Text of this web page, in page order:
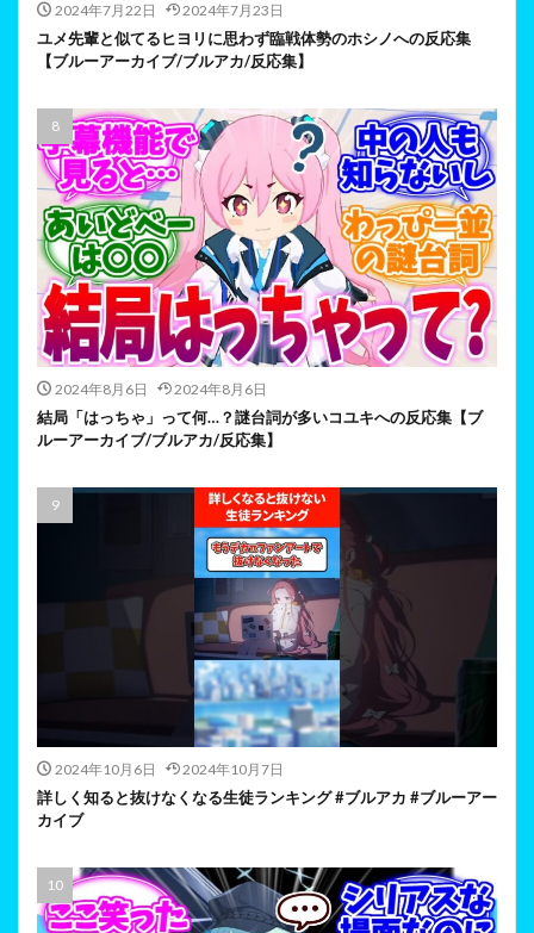
2024年7月22日 2024年7月23日
ユメ先輩と似てるヒヨリに思わず臨戦体勢のホシノへの反応集
【ブルーアーカイブ/ブルアカ/反応集】
2024年8月6日 2024年8月6日
結局「はっちゃ」って何…？謎台詞が多いコユキへの反応集【ブ
ルーアーカイブ/ブルアカ/反応集】
2024年10月6日 2024年10月7日
詳しく知ると抜けなくなる生徒ランキング #ブルアカ #ブルーアー
カイブ